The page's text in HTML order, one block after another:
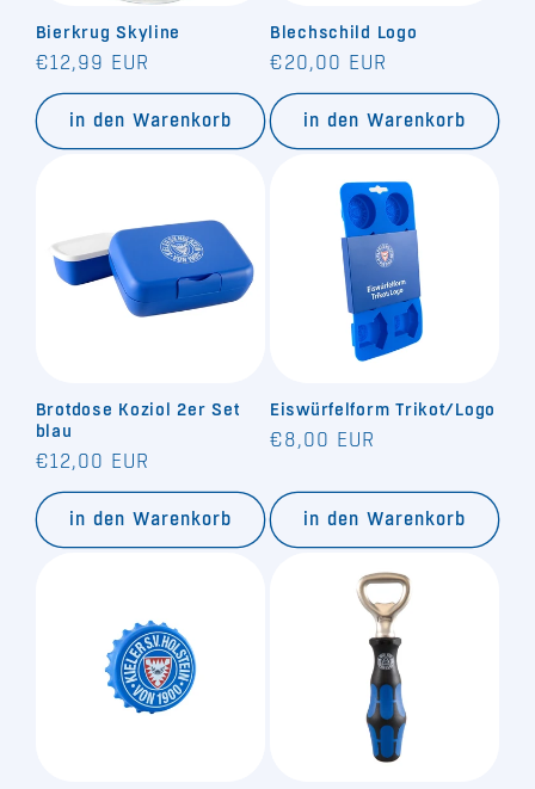
Bierkrug Skyline
Normaler
Preis
€12,99 EUR
in den Warenkorb
Blechschild Logo
Normaler
Preis
€20,00 EUR
in den Warenkorb
Brotdose Koziol 2er Set
blau
Normaler
Preis
€12,00 EUR
in den Warenkorb
Eiswürfelform Trikot/Logo
Normaler
€8,00 EUR
in den Warenkorb